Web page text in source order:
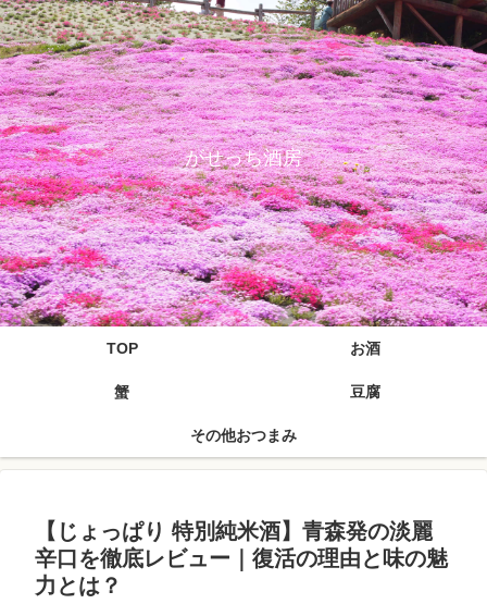
がせっち酒房
TOP お酒
蟹 豆腐
その他おつまみ
【じょっぱり 特別純米酒】青森発の淡麗
辛口を徹底レビュー｜復活の理由と味の魅
力とは？